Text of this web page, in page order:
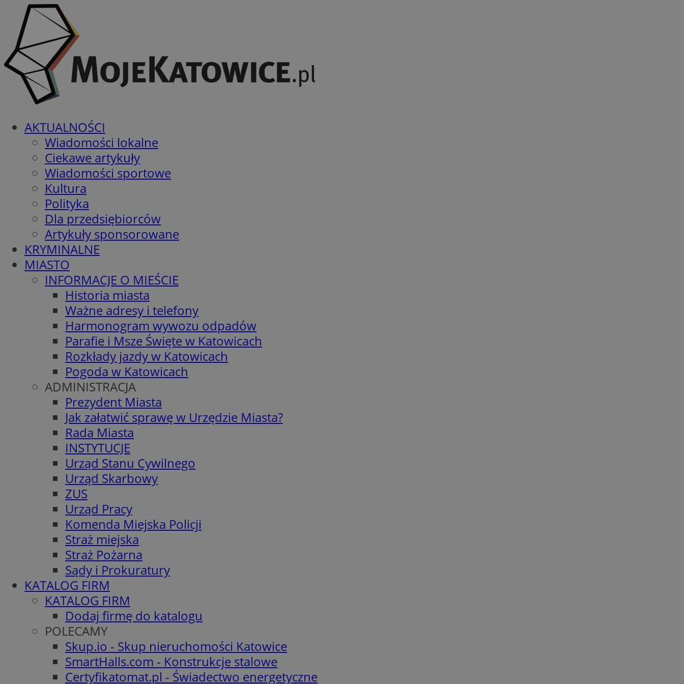
AKTUALNOŚCI
Wiadomości lokalne
Ciekawe artykuły
Wiadomości sportowe
Kultura
Polityka
Dla przedsiębiorców
Artykuły sponsorowane
KRYMINALNE
MIASTO
INFORMACJE O MIEŚCIE
Historia miasta
Ważne adresy i telefony
Harmonogram wywozu odpadów
Parafie i Msze Święte w Katowicach
Rozkłady jazdy w Katowicach
Pogoda w Katowicach
ADMINISTRACJA
Prezydent Miasta
Jak załatwić sprawę w Urzędzie Miasta?
Rada Miasta
INSTYTUCJE
Urząd Stanu Cywilnego
Urząd Skarbowy
ZUS
Urząd Pracy
Komenda Miejska Policji
Straż miejska
Straż Pożarna
Sądy i Prokuratury
KATALOG FIRM
KATALOG FIRM
Dodaj firmę do katalogu
POLECAMY
Skup.io - Skup nieruchomości Katowice
SmartHalls.com - Konstrukcje stalowe
Certyfikatomat.pl - Świadectwo energetyczne